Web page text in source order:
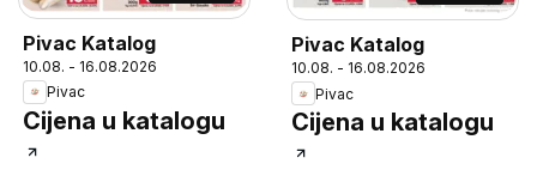
Pivac Katalog
10.08. - 16.08.2026
Pivac
Cijena u katalogu
Pivac Katalog
10.08. - 16.08.2026
Pivac
Cijena u katalogu